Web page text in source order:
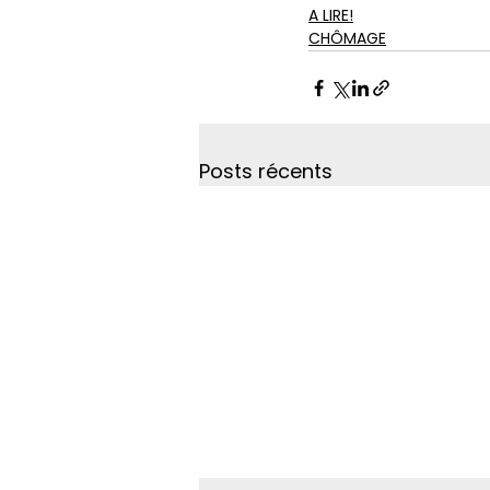
A LIRE!
CHÔMAGE
Posts récents